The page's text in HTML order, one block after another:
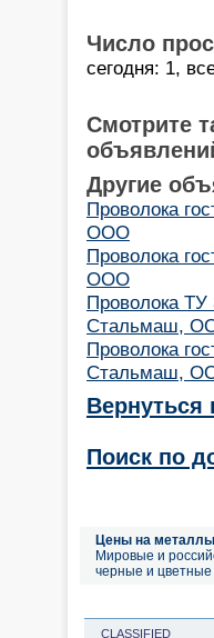
Число
сегодня: 1,
Смотрите
Другие
Проволока
ООО
Проволока
ООО
Проволока
Стальмаш,
Проволока
Стальмаш,
Вернуться
Поиск по
Цены на металлы
Мировые и
черные и
CLASSIFIED